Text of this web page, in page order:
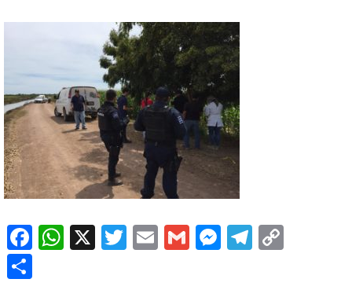
Fa W X
T
E
G
M Te